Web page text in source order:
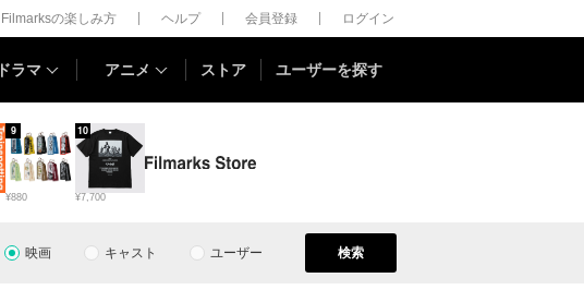
Filmarksの楽しみ方 ヘルプ 会員登録 ログイン
ドラマ アニメ ストア ユーザーを探す
¥880
9
¥7,700
10
映画 キャスト ユーザー 検索